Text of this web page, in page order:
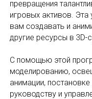
превращения
игровых активов. Эта
вам создавать и
другие ресурсы в 3D-
С помощью этой
моделированию,
анимации,
руководству и